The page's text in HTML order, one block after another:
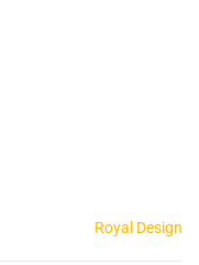
Royal Design